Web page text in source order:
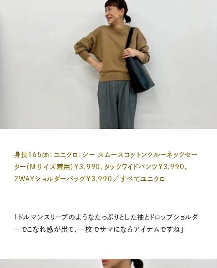
身長165㎝：ユニクロ：シー スムースコットンクルーネックセー
ター（Mサイズ着用）¥3,990、タックワイドパンツ¥3,990、
2WAYショルダーバッグ¥3,990／すべてユニクロ
「ドルマンスリーブのようなたっぷりとした袖とドロップショルダ
ーでこなれ感が出て、一枚でサマになるアイテムですね」